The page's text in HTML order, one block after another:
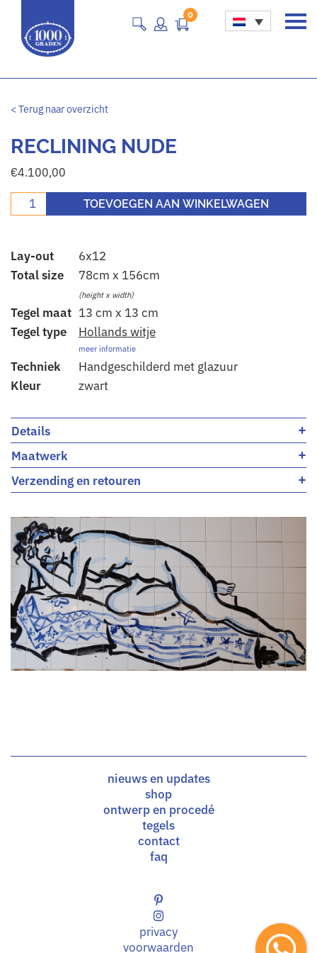
Main Navigation
0
< Terug naar overzicht
RECLINING NUDE
€4.100,00
Reclining nude aantalTOEVOEGEN AAN WINKELWAGEN
Lay-out
6x12
Total size
78cm x 156cm
(height x width)
Tegel maat 13 cm x 13 cm
Tegel type
Hollands witje
meer informatie
Techniek
Handgeschilderd met glazuur
Kleur
zwart
Details +
Maatwerk +
Verzending en retouren +
nieuws en updates
shop
ontwerp en procedé
tegels
contact
faq
privacy
voorwaarden